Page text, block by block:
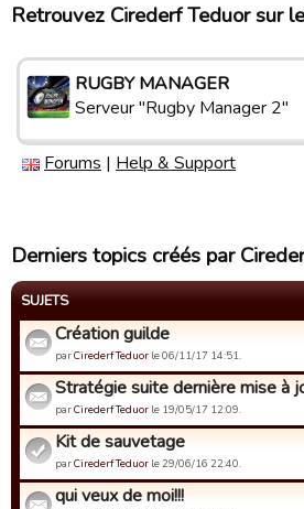
Retrouvez Cirederf Teduor sur
RUGBY MANAGER
Serveur "Rugby Manager 2"
Forums | Help & Support
Derniers topics créés par
SUJETS
Création guilde
parCirederf Teduor le 06/11/17 14:51.
Stratégie suite dernière mise à
parCirederf Teduor le 19/05/17 12:09.
Kit de sauvetage
parCirederf Teduor le 29/06/16 22:40.
qui veux de moi!!!